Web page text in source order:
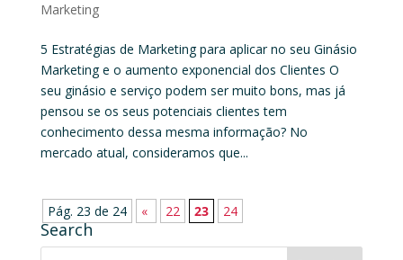
Marketing
5 Estratégias de Marketing para aplicar no seu Ginásio
Marketing e o aumento exponencial dos Clientes O
seu ginásio e serviço podem ser muito bons, mas já
pensou se os seus potenciais clientes tem
conhecimento dessa mesma informação? No
mercado atual, consideramos que...
Pág. 23 de 24 « 22 23 24
Search